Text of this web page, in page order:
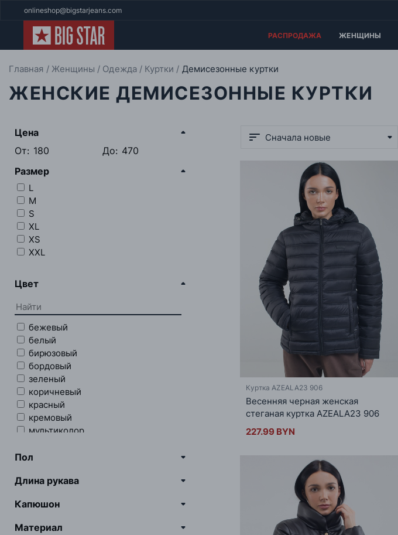
onlineshop@bigstarjeans.com
РАСПРОДАЖА ЖЕНЩИНЫ
Главная Женщины Одежда Куртки Демисезонные куртки
ЖЕНСКИЕ ДЕМИСЕЗОННЫЕ КУРТКИ
Цена
От:
До:
Размер
L
M
S
XL
XS
XXL
Цвет
бежевый
белый
бирюзовый
бордовый
зеленый
коричневый
красный
кремовый
мультиколор
розовый
серый
темно-синий
Пол
Длина рукава
Капюшон
Материал
Сначала новые
Куртка AZEALA23 906
Весенняя черная женская
стеганая куртка AZEALA23 906
227.99 BYN